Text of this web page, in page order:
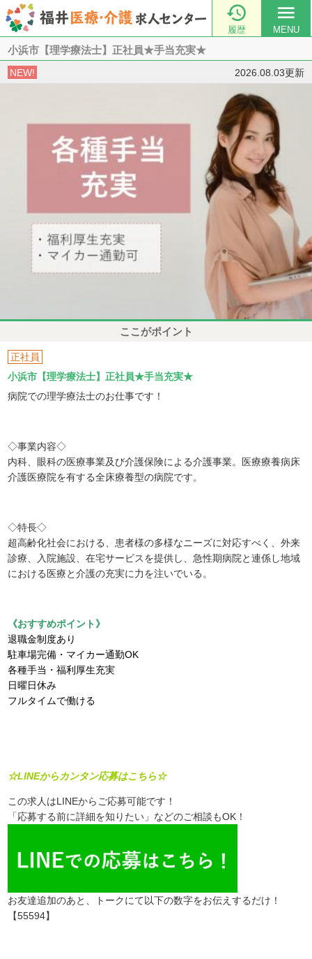

履歴
menu
MENU
小浜市【理学療法士】正社員★手当充実★
NEW! 2026.08.03更新
ここがポイント
正社員
小浜市【理学療法士】正社員★手当充実★
病院での理学療法士のお仕事です！
◇事業内容◇
内科、眼科の医療事業及び介護保険による介護事業。医療療養病床
介護医療院を有する全床療養型の病院です。
◇特長◇
超高齢化社会における、患者様の多様なニーズに対応すべく、外来
診療、入院施設、在宅サービスを提供し、急性期病院と連係し地域
における医療と介護の充実に力を注いでいる。
《おすすめポイント》
退職金制度あり
駐車場完備・マイカー通勤OK
各種手当・福利厚生充実
日曜日休み
フルタイムで働ける
☆LINEからカンタン応募はこちら☆
この求人はLINEからご応募可能です！
「応募する前に詳細を知りたい」などのご相談もOK！
お友達追加のあと、トークにて以下の数字をお伝えするだけ！
【55594】